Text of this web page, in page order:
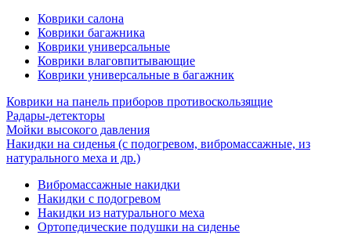
Коврики салона
Коврики багажника
Коврики универсальные
Коврики влаговпитывающие
Коврики универсальные в багажник
Коврики на панель приборов противоскользящие
Радары-детекторы
Мойки высокого давления
Накидки на сиденья (с подогревом, вибромассажные, из
натурального меха и др.)
Вибромассажные накидки
Накидки с подогревом
Накидки из натурального меха
Ортопедические подушки на сиденье